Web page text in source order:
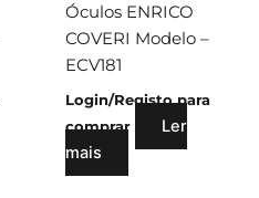
Óculos ENRICO
COVERI Modelo –
ECV181
Login/Registo para
comprar
Ler
mais